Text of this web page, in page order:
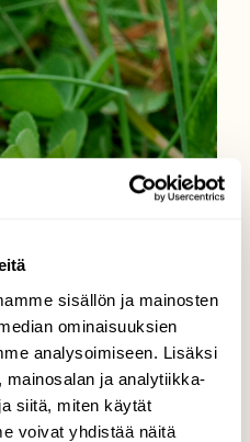
sisällön ja mainosten
ominaisuuksien
analysoimiseen. Lisäksi
ja analytiikka-
siitä, miten käytät
voivat yhdistää näitä